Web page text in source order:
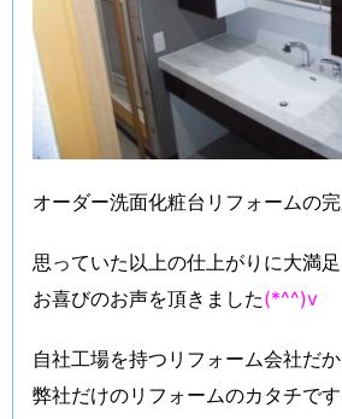
オーダー洗面化粧台リフォームの完
思っていた以上の仕上がりに大満
お喜びのお声を頂きました(*^^)v
自社工場を持つリフォーム会社だか
弊社だけのリフォームのカタチで